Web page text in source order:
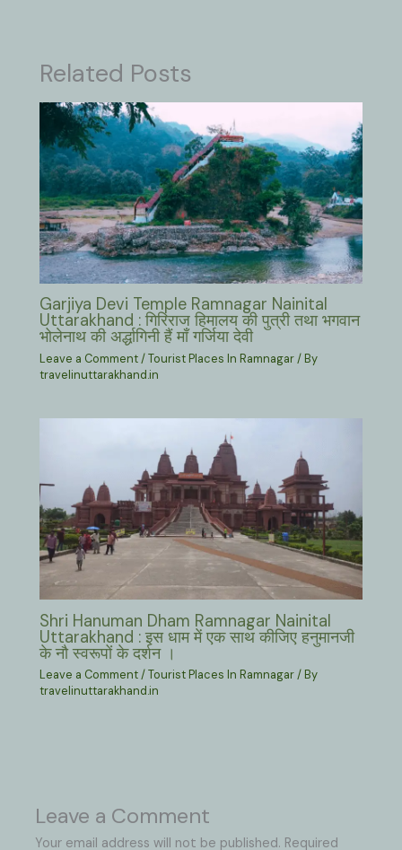
Related Posts
Garjiya Devi Temple Ramnagar Nainital
Uttarakhand : गिरिराज हिमालय की पुत्री तथा भगवान
भोलेनाथ की अर्द्धागिनी हैं माँ गर्जिया देवी
Leave a Comment/Tourist Places In Ramnagar/ By
travelinuttarakhand.in
Shri Hanuman Dham Ramnagar Nainital
Uttarakhand : इस धाम में एक साथ कीजिए हनुमानजी
के नौ स्वरूपों के दर्शन ।
Leave a Comment/Tourist Places In Ramnagar/ By
travelinuttarakhand.in
Leave a Comment
Your email address will not be published. Required